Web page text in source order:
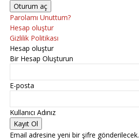
Parolamı Unuttum?
Hesap oluştur
Gizlilik Politikası
Hesap oluştur
Bir Hesap Oluşturun
E-posta
Kullanıcı Adınız
Email adresine yeni bir şifre gönderilecek.